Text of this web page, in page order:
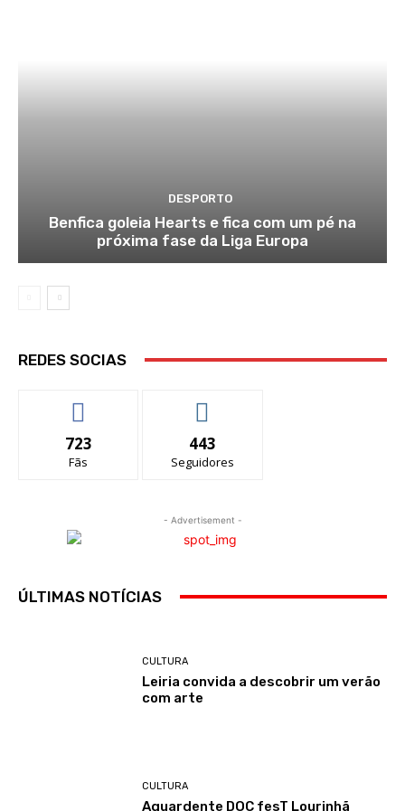
DESPORTO
Benfica goleia Hearts e fica com um pé na
próxima fase da Liga Europa
REDES SOCIAS
723
Fãs
443
Seguidores
- Advertisement -
ÚLTIMAS NOTÍCIAS
CULTURA
Leiria convida a descobrir um verão
com arte
CULTURA
Aguardente DOC fesT Lourinhã